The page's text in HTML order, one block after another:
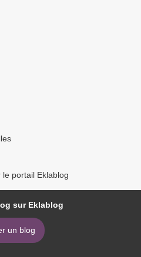
portail Eklablog
sur Eklablog
un blog